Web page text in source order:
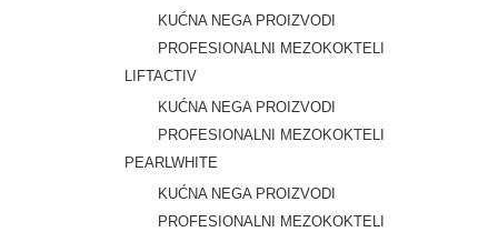
KUĆNA NEGA PROIZVODI
PROFESIONALNI MEZOKOKTELI
LIFTACTIV
KUĆNA NEGA PROIZVODI
PROFESIONALNI MEZOKOKTELI
PEARLWHITE
KUĆNA NEGA PROIZVODI
PROFESIONALNI MEZOKOKTELI